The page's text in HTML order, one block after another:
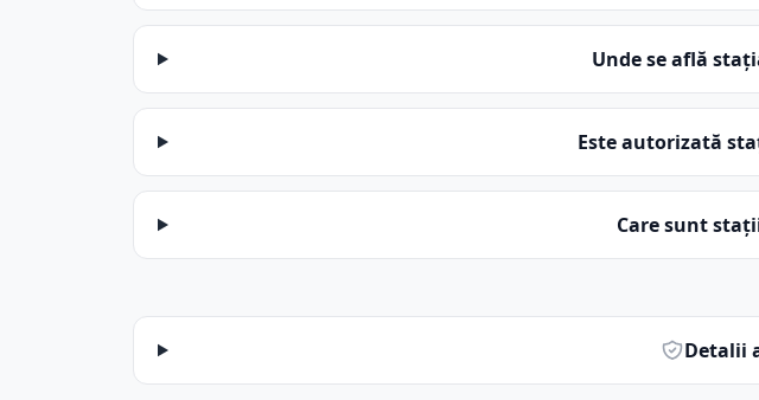
Unde se află
Este autorizată
Care sunt
Detalii